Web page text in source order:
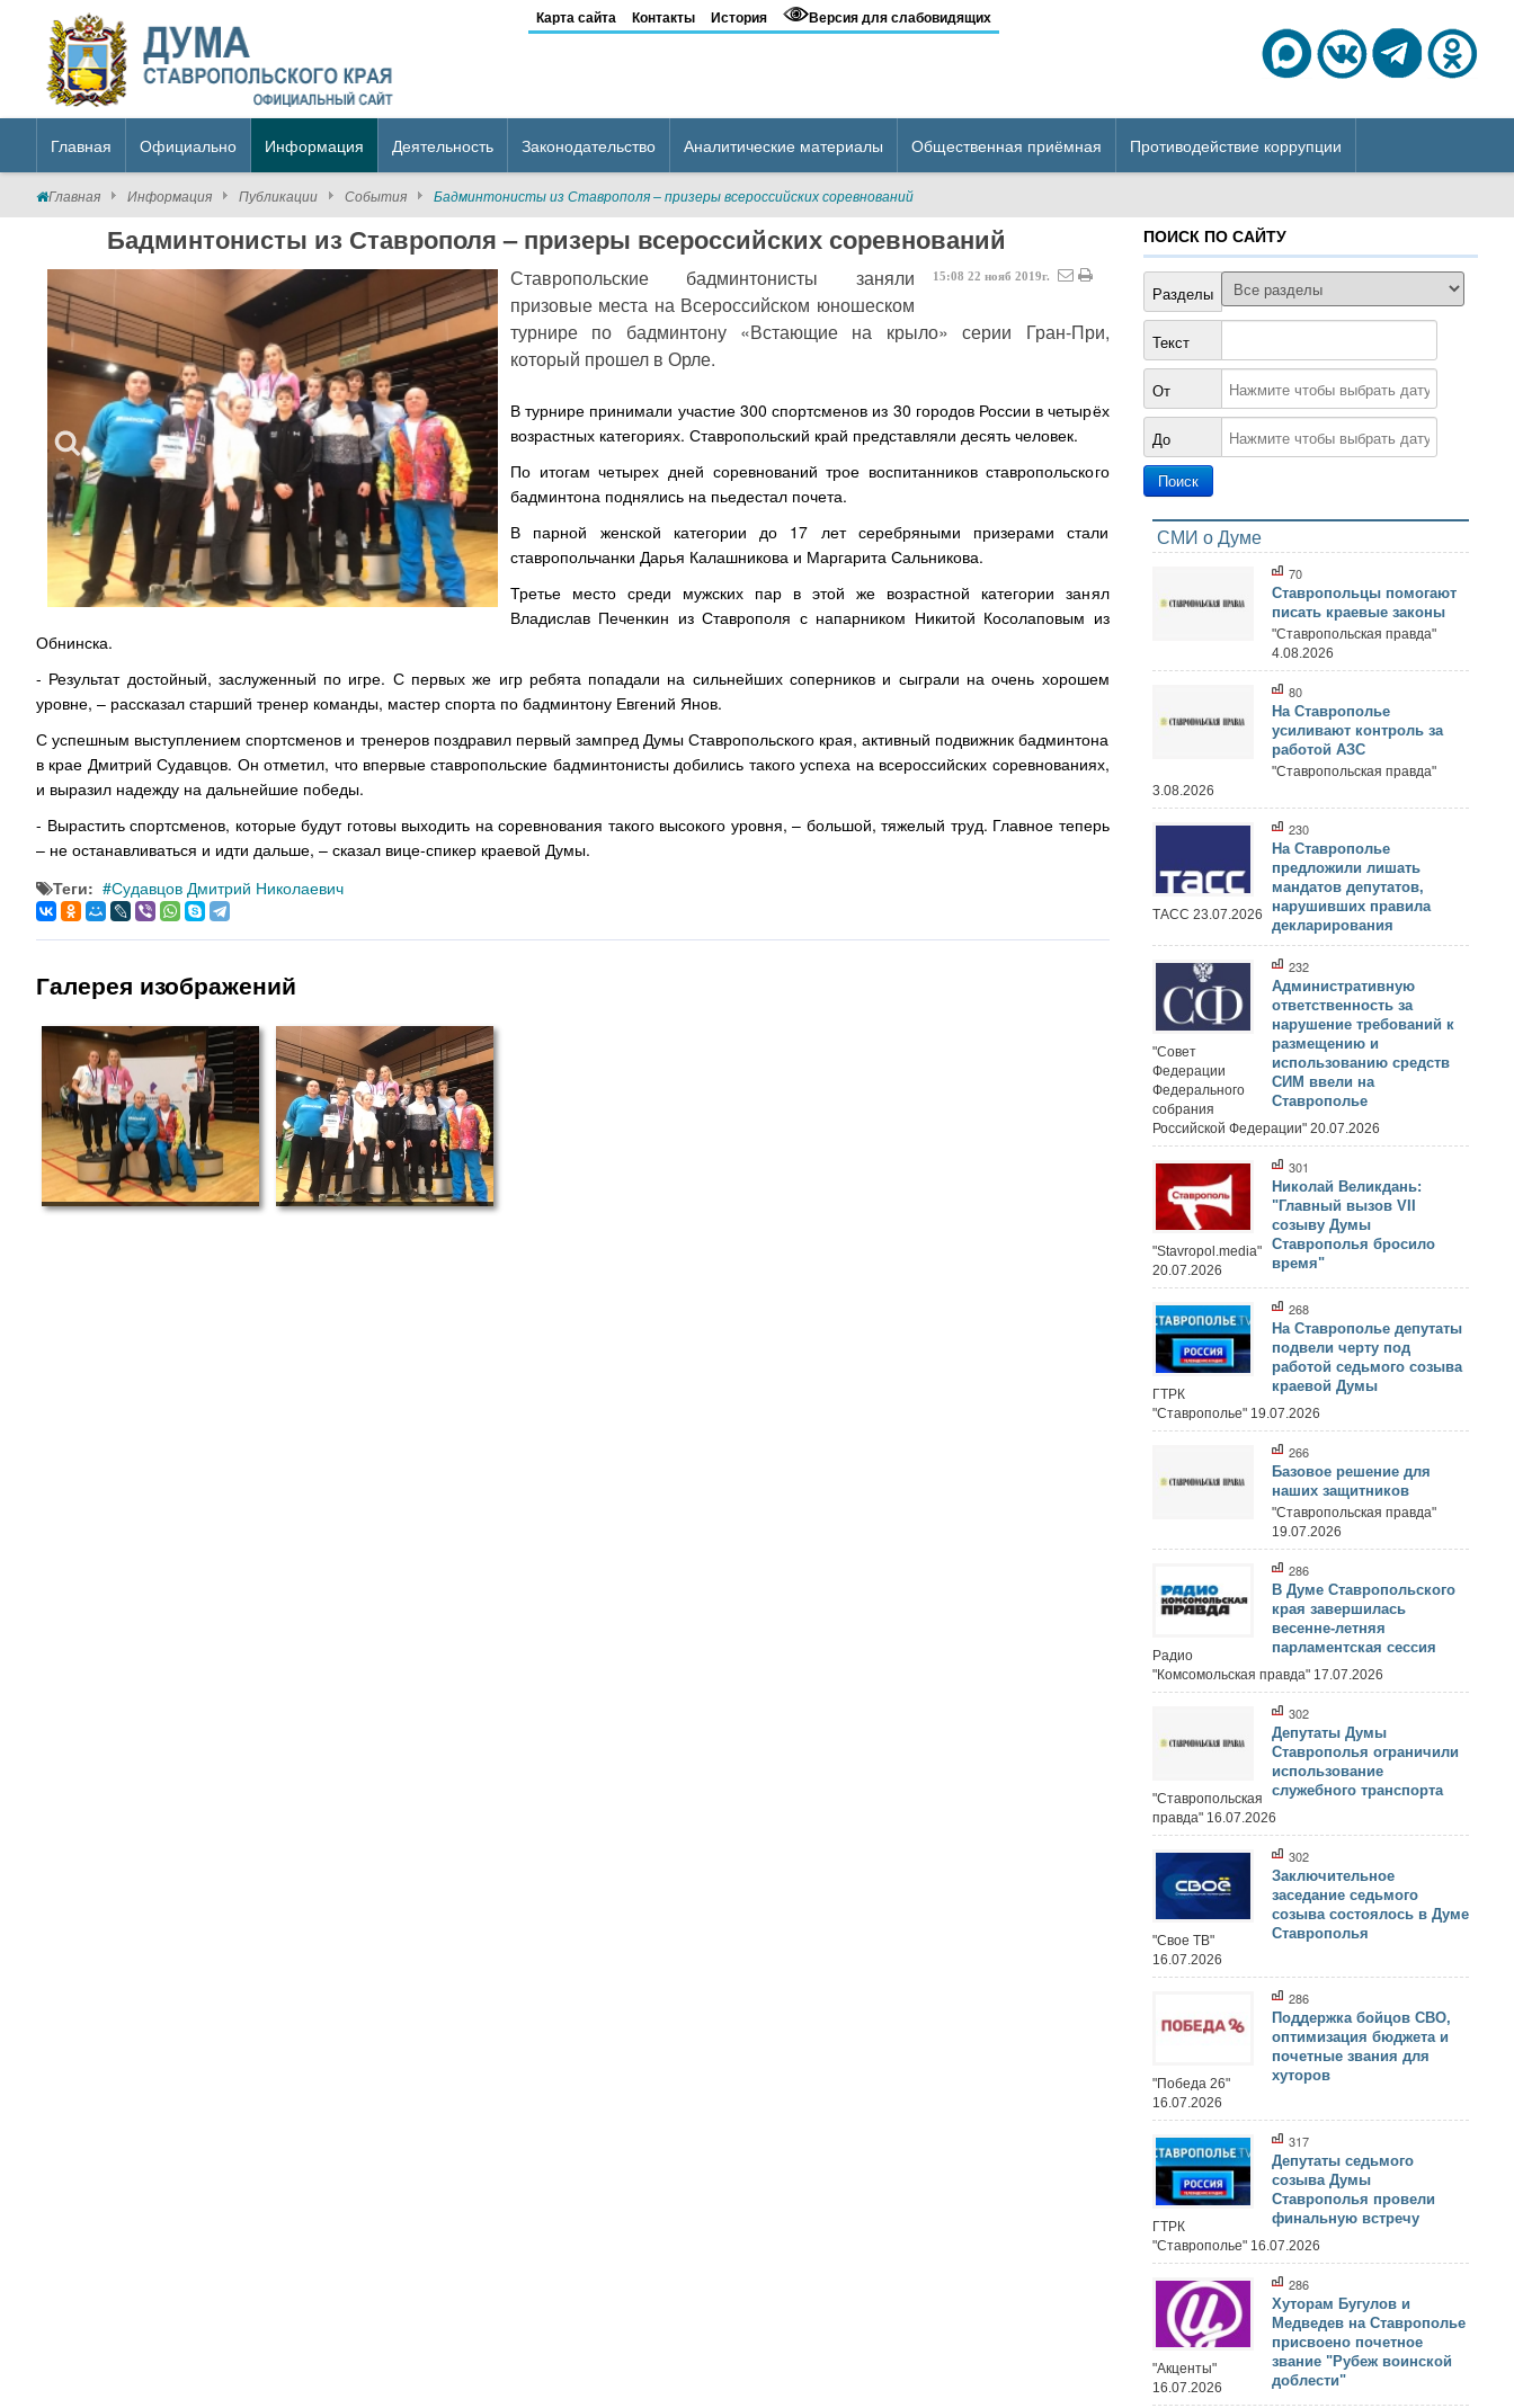
Карта сайта Контакты История Версия для слабовидящих
Главная Официально Информация Деятельность Законодательство Аналитические материалы Общественная приёмная Противодействие коррупции
Главная Информация Публикации События Бадминтонисты из Ставрополя – призеры всероссийских соревнований
Бадминтонисты из Ставрополя – призеры всероссийских соревнований
15:08 22 нояб 2019г.
Ставропольские бадминтонисты заняли
призовые места на Всероссийском юношеском
турнире по бадминтону «Встающие на крыло» серии Гран-При,
который прошел в Орле.
В турнире принимали участие 300 спортсменов из 30 городов России в четырёх
возрастных категориях. Ставропольский край представляли десять человек.
По итогам четырех дней соревнований трое воспитанников ставропольского
бадминтона поднялись на пьедестал почета.
В парной женской категории до 17 лет серебряными призерами стали
ставропольчанки Дарья Калашникова и Маргарита Сальникова.
Третье место среди мужских пар в этой же возрастной категории занял
Владислав Печенкин из Ставрополя с напарником Никитой Косолаповым из
Обнинска.
- Результат достойный, заслуженный по игре. С первых же игр ребята попадали на сильнейших соперников и сыграли на очень хорошем
уровне, – рассказал старший тренер команды, мастер спорта по бадминтону Евгений Янов.
С успешным выступлением спортсменов и тренеров поздравил первый зампред Думы Ставропольского края, активный подвижник бадминтона
в крае Дмитрий Судавцов. Он отметил, что впервые ставропольские бадминтонисты добились такого успеха на всероссийских соревнованиях,
и выразил надежду на дальнейшие победы.
- Вырастить спортсменов, которые будут готовы выходить на соревнования такого высокого уровня, – большой, тяжелый труд. Главное теперь
– не останавливаться и идти дальше, – сказал вице-спикер краевой Думы.
Теги:
Судавцов Дмитрий Николаевич
Галерея изображений
ПОИСК ПО САЙТУ
Разделы
Текст
От
До
СМИ о Думе
70
Ставропольцы помогают
писать краевые законы
"Ставропольская правда"
4.08.2026
80
На Ставрополье
усиливают контроль за
работой АЗС
"Ставропольская правда"
3.08.2026
230
На Ставрополье
предложили лишать
мандатов депутатов,
нарушивших правила
декларирования
ТАСС 23.07.2026
232
Административную
ответственность за
нарушение требований к
размещению и
использованию средств
СИМ ввели на
Ставрополье
"Совет
Федерации
Федерального
собрания
Российской Федерации" 20.07.2026
301
Николай Великдань:
"Главный вызов VII
созыву Думы
Ставрополья бросило
время"
"Stavropol.media"
20.07.2026
268
На Ставрополье депутаты
подвели черту под
работой седьмого созыва
краевой Думы
ГТРК
"Ставрополье" 19.07.2026
266
Базовое решение для
наших защитников
"Ставропольская правда"
19.07.2026
286
В Думе Ставропольского
края завершилась
весенне-летняя
парламентская сессия
Радио
"Комсомольская правда" 17.07.2026
302
Депутаты Думы
Ставрополья ограничили
использование
служебного транспорта
"Ставропольская
правда" 16.07.2026
302
Заключительное
заседание седьмого
созыва состоялось в Думе
Ставрополья
"Свое ТВ"
16.07.2026
286
Поддержка бойцов СВО,
оптимизация бюджета и
почетные звания для
хуторов
"Победа 26"
16.07.2026
317
Депутаты седьмого
созыва Думы
Ставрополья провели
финальную встречу
ГТРК
"Ставрополье" 16.07.2026
286
Хуторам Бугулов и
Медведев на Ставрополье
присвоено почетное
звание "Рубеж воинской
доблести"
"Акценты"
16.07.2026